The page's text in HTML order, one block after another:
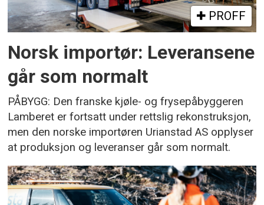
PROFF
Norsk importør: Leveransene
går som normalt
PÅBYGG: Den franske kjøle- og frysepåbyggeren
Lamberet er fortsatt under rettslig rekonstruksjon,
men den norske importøren Urianstad AS opplyser
at produksjon og leveranser går som normalt.